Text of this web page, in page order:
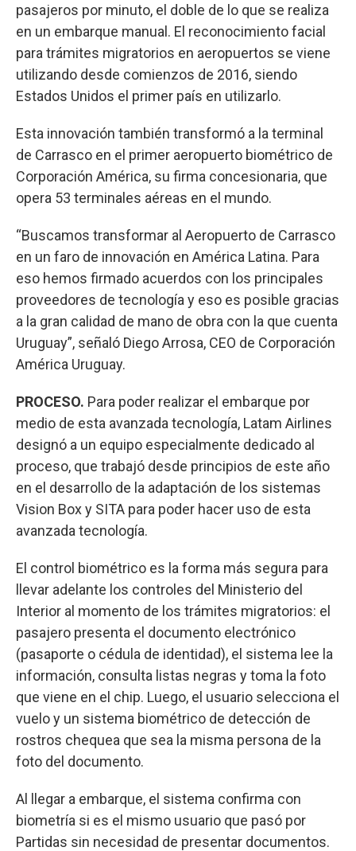
pasajeros por minuto, el doble de lo que se realiza
en un embarque manual. El reconocimiento facial
para trámites migratorios en aeropuertos se viene
utilizando desde comienzos de 2016, siendo
Estados Unidos el primer país en utilizarlo.
Esta innovación también transformó a la terminal
de Carrasco en el primer aeropuerto biométrico de
Corporación América, su firma concesionaria, que
opera 53 terminales aéreas en el mundo.
“Buscamos transformar al Aeropuerto de Carrasco
en un faro de innovación en América Latina. Para
eso hemos firmado acuerdos con los principales
proveedores de tecnología y eso es posible gracias
a la gran calidad de mano de obra con la que cuenta
Uruguay”, señaló Diego Arrosa, CEO de Corporación
América Uruguay.
PROCESO. Para poder realizar el embarque por
medio de esta avanzada tecnología, Latam Airlines
designó a un equipo especialmente dedicado al
proceso, que trabajó desde principios de este año
en el desarrollo de la adaptación de los sistemas
Vision Box y SITA para poder hacer uso de esta
avanzada tecnología.
El control biométrico es la forma más segura para
llevar adelante los controles del Ministerio del
Interior al momento de los trámites migratorios: el
pasajero presenta el documento electrónico
(pasaporte o cédula de identidad), el sistema lee la
información, consulta listas negras y toma la foto
que viene en el chip. Luego, el usuario selecciona el
vuelo y un sistema biométrico de detección de
rostros chequea que sea la misma persona de la
foto del documento.
Al llegar a embarque, el sistema confirma con
biometría si es el mismo usuario que pasó por
Partidas sin necesidad de presentar documentos.